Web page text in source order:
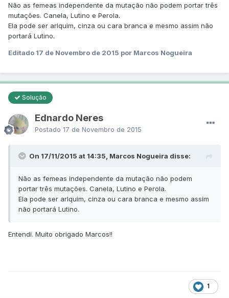
Não as femeas independente da mutação não podem portar três
mutações. Canela, Lutino e Perola.
Ela pode ser arlquim, cinza ou cara branca e mesmo assim não
portará Lutino.
Editado 17 de Novembro de 2015 por Marcos Nogueira
Solução
Ednardo Neres
Postado 17 de Novembro de 2015
On 17/11/2015 at 14:35, Marcos Nogueira disse:
Não as femeas independente da mutação não podem
portar três mutações. Canela, Lutino e Perola.
Ela pode ser arlquim, cinza ou cara branca e mesmo assim
não portará Lutino.
Entendi. Muito obrigado Marcos!!
1